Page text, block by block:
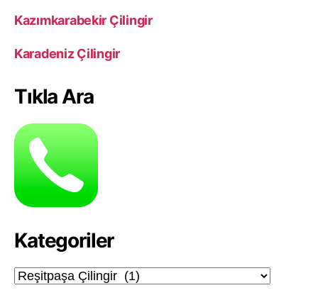
Kazımkarabekir Çilingir
Karadeniz Çilingir
Tıkla Ara
Kategoriler
Kategoriler